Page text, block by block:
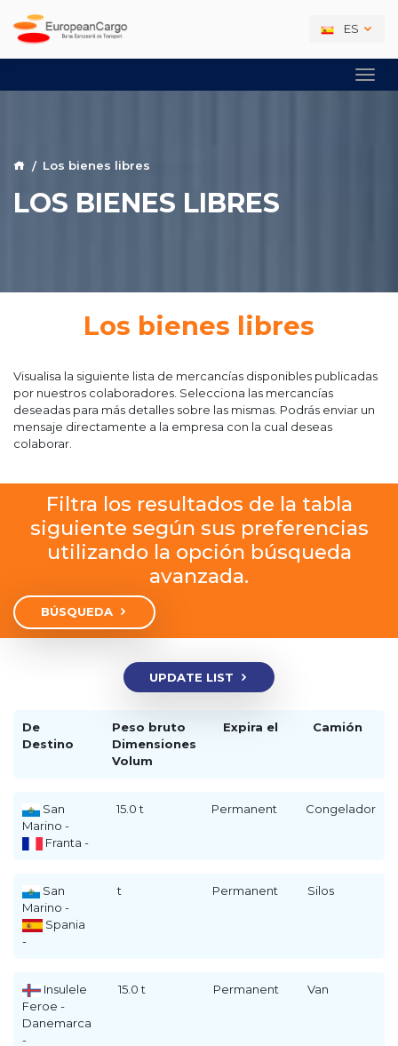
ES
Los bienes libres
LOS BIENES LIBRES
Los bienes libres
Visualisa la siguiente lista de mercancías disponibles publicadas
por nuestros colaboradores. Selecciona las mercancías
deseadas para más detalles sobre las mismas. Podrás enviar un
mensaje directamente a la empresa con la cual deseas
colaborar.
Filtra los resultados de la tabla
siguiente según sus preferencias
utilizando la opción búsqueda
avanzada.
BÚSQUEDA
UPDATE LIST
De
Destino
Peso bruto
Dimensiones
Volum
Expira el Camión
San
Marino -
Franta -
15.0 t Permanent Congelador
San
Marino -
Spania
-
t Permanent Silos
Insulele
Feroe -
Danemarca
-
15.0 t Permanent Van